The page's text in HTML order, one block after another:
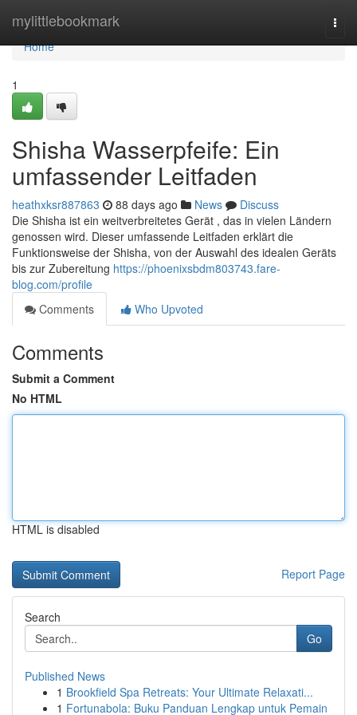
mylittlebookmark
Home
Home
1
Shisha Wasserpfeife: Ein
umfassender Leitfaden
heathxksr887863 88 days ago News
Discuss
Die Shisha ist ein weitverbreitetes Gerät , das in vielen Ländern
genossen wird. Dieser umfassende Leitfaden erklärt die
Funktionsweise der Shisha, von der Auswahl des idealen Geräts
bis zur Zubereitung https://phoenixsbdm803743.fare-
blog.com/profile
Comments
Who Upvoted
Comments
Submit a Comment
No HTML
HTML is disabled
Report Page
Search
Go
Published News
1 Brookfield Spa Retreats: Your Ultimate Relaxati...
1 Fortunabola: Buku Panduan Lengkap untuk Pemain